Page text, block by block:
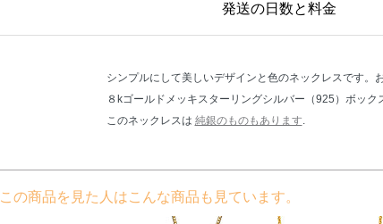
発送の日数と料金
シンプルにして美しいデザインと色のネックレスです。
８kゴールドメッキスターリングシルバー（925）ボック
このネックレスは 純銀のものもあります.
この商品を見た人はこんな商品も見ています。